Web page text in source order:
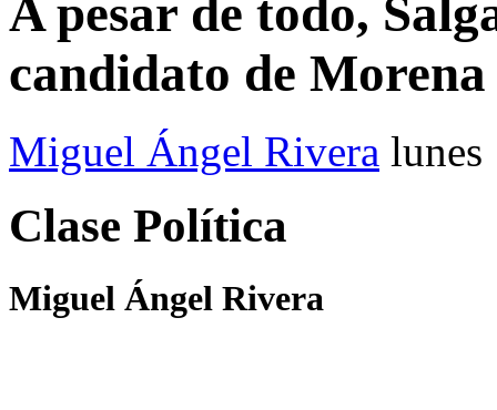
A pesar de todo,
candidato de
Miguel Ángel Rivera lunes
Clase Política
Miguel Ángel Rivera